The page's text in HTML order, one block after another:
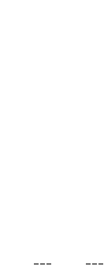
--- ---